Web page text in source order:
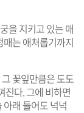
을 지키고 있는 매
는 애처롭기까지
꽃잎만큼은 도도
진다. 그에 비하면
래 들어도 넉넉